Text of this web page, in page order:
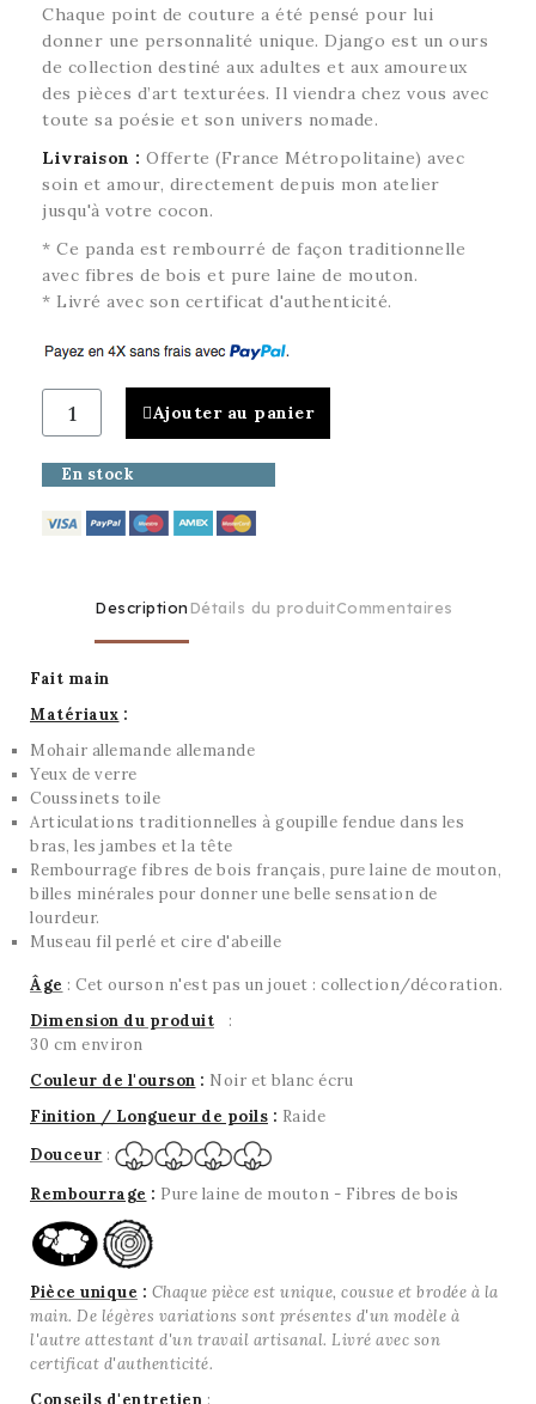
Chaque point de couture a été pensé pour lui
donner une personnalité unique. Django est un ours
de collection destiné aux adultes et aux amoureux
des pièces d’art texturées. Il viendra chez vous avec
toute sa poésie et son univers nomade.
Livraison : Offerte (France Métropolitaine) avec
soin et amour, directement depuis mon atelier
jusqu'à votre cocon.
* Ce panda est rembourré de façon traditionnelle
avec fibres de bois et pure laine de mouton.
* Livré avec son certificat d'authenticité.
Ajouter au panier
En stock
DescriptionDétails du produitCommentaires
Fait main
Matériaux :
Mohair allemande allemande
Yeux de verre
Coussinets toile
Articulations traditionnelles à goupille fendue dans les
bras, les jambes et la tête
Rembourrage fibres de bois français, pure laine de mouton,
billes minérales pour donner une belle sensation de
lourdeur.
Museau fil perlé et cire d'abeille
Âge : Cet ourson n'est pas un jouet : collection/décoration.
Dimension du produit :
30 cm environ
Couleur de l'ourson : Noir et blanc écru
Finition / Longueur de poils : Raide
Douceur :
Rembourrage : Pure laine de mouton - Fibres de bois
Pièce unique : Chaque pièce est unique, cousue et brodée à la
main. De légères variations sont présentes d'un modèle à
l'autre attestant d'un travail artisanal. Livré avec son
certificat d'authenticité.